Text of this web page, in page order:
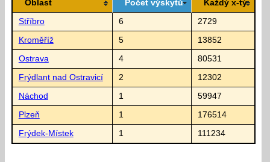
Oblast Počet výskytů Každý x-tý
Stříbro 6 2729
Kroměříž 5 13852
Ostrava 4 80531
Frýdlant nad Ostravicí 2 12302
Náchod 1 59947
Plzeň 1 176514
Frýdek-Místek 1 111234